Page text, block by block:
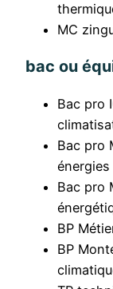
MC
bac ou
Bac pro
Bac pro
Bac pro
BP
BP